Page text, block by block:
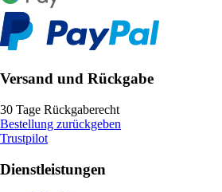
Versand und Rückgabe
30 Tage Rückgaberecht
Bestellung zurückgeben
Trustpilot
Dienstleistungen